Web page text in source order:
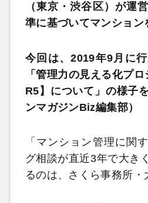
（東京・渋谷区）が運
準に基づいてマンション
今回は、2019年9月に
「管理力の見える化プ
R5】について」の様子
ンマガジンBiz編集部）
「マンション管理に関
グ相談が直近3年で大き
るのは、さくら事務所・